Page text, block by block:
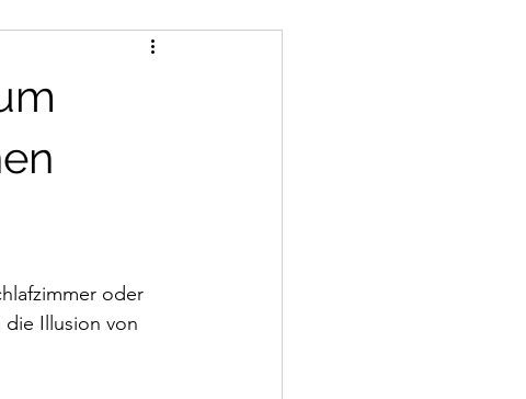
oder
die Illusion von